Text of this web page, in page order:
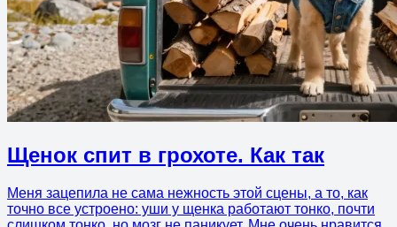
Щенок спит в грохоте. Как так
Меня зацепила не сама нежность этой сцены, а то, как
точно все устроено: уши у щенка работают тонко, почти